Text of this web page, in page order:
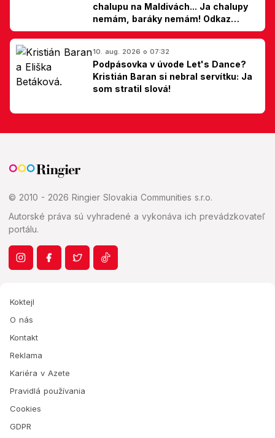
chalupu na Maldivách... Ja chalupy
nemám, baráky nemám! Odkaz
Slovákom
10. aug. 2026 o 07:32
Podpásovka v úvode Let's Dance?
Kristián Baran si nebral servítku: Ja
som stratil slová!
© 2010 - 2026 Ringier Slovakia Communities s.r.o.
Autorské práva sú vyhradené a vykonáva ich prevádzkovateľ
portálu.
Koktejl
O nás
Kontakt
Reklama
Kariéra v Azete
Pravidlá používania
Cookies
GDPR